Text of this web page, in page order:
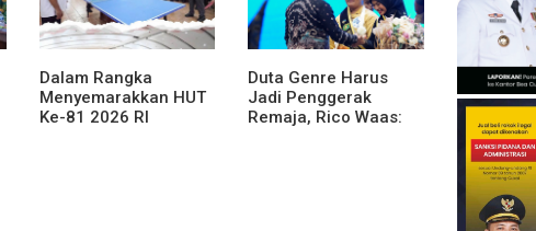
Dalam Rangka
Menyemarakkan HUT
Ke-81 2026 RI
Duta Genre Harus
Jadi Penggerak
Remaja, Rico Waas: